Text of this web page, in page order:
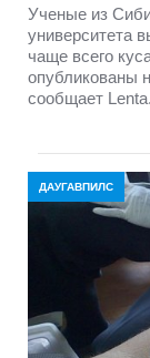
Ученые из
университета
чаще всего
опубликованы
сообщает
ДАУГАВПИЛС